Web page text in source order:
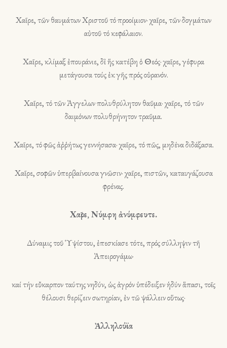
Χαῖρε, τῶν θαυμάτων Χριστοῦ τό προοίμιον· χαῖρε, τῶν δογμάτων
αὐτοῦ τό κεφάλαιον.
Χαῖρε, κλίμαξ ἐπουράνιε, δἰ ἥς κατέβη ὁ Θεός· χαῖρε, γέφυρα
μετάγουσα τούς ἐκ γῆς πρός οὐρανόν.
Χαῖρε, τό τῶν Ἀγγελων πολυθρύλητον θαῦμα· χαῖρε, τό τῶν
δαιμόνων πολυθρήνητον τραῦμα.
Χαῖρε, τό φῶς ἀῤῥήτως γεννήσασα· χαῖρε, τό πῶς, μηδένα διδάξασα.
Χαῖρε, σοφῶν ὑπερβαίνουσα γνῶσιν· χαῖρε, πιστῶν, καταυγάζουσα
φρένας.
Χαῖρε, Νύμφη ἀνύμφευτε.
Δύναμις τοῦ Ὑψίστου, ἐπεσκίασε τότε, πρός σύλληψιν τῆ
Ἀπειρογάμω·
καί τήν εὔκαρπον ταύτης νηδύν, ὡς ἀγρόν ὑπέδειξεν ἡδύν ἅπασι, τοῖς
θέλουσι θερίζειν σωτηρίαν, ἐν τῶ ψάλλειν οὕτως·
Ἀλληλούϊα